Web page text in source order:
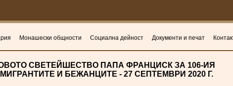
Монашески общности Социална дейност Документи и печат
СВЕТЕЙШЕСТВО ПАПА ФРАНЦИСК ЗА 106-ИЯ
И БЕЖАНЦИТЕ - 27 СЕПТЕМВРИ 2020 Г.